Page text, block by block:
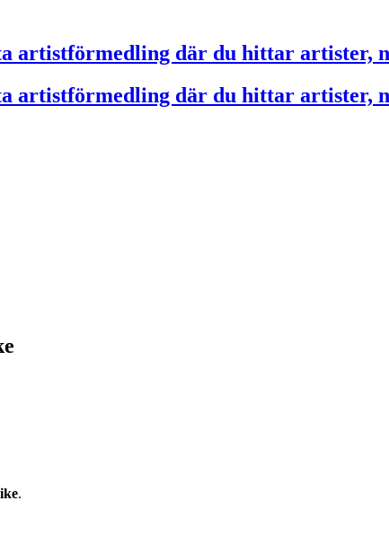
artistförmedling där du hittar artister,
artistförmedling där du hittar artister,
.